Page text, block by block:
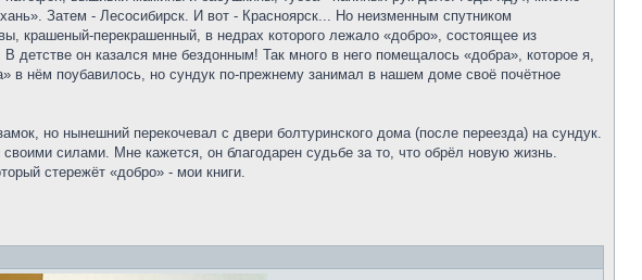
Затем - Лесосибирск. И вот - Красноярск... Но неизменным спутником
крашеный-перекрашенный, в недрах которого лежало «добро», состоящее из
детстве он казался мне бездонным! Так много в него помещалось «добра», которое я,
нём поубавилось, но сундук по-прежнему занимал в нашем доме своё почётное
но нынешний перекочевал с двери болтуринского дома (после переезда) на сундук.
силами. Мне кажется, он благодарен судьбе за то, что обрёл новую жизнь.
стережёт «добро» - мои книги.